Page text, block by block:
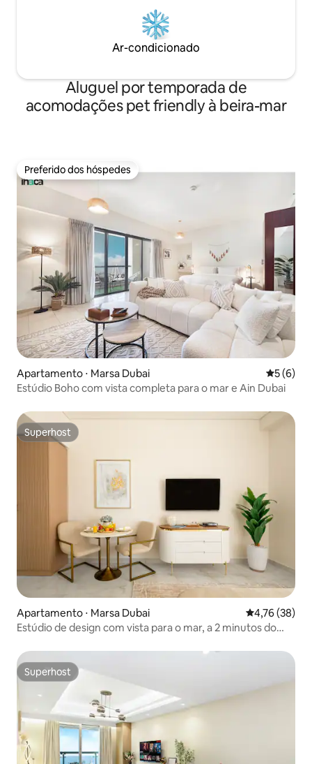
Ar-condicionado
Aluguel por temporada de
acomodações pet friendly à beira-mar
Preferido dos hóspedes
Preferido dos hóspedes
Apartamento ⋅ Marsa Dubai 5 de
5 (6)
Estúdio Boho com vista completa para o mar e Ain Dubai
Superhost
Superhost
Apartamento ⋅ Marsa Dubai 4,76 de uma
4,76 (38)
Estúdio de design com vista para o mar, a 2 minutos do
Superhost
Superhost